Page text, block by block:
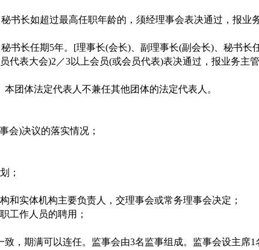
书长如超过最高任职年龄的，须经理事会表决通过，报业
书长任期5年。[理事长(会长)、副理事长(副会长)、秘书长
代表大会)2／3以上会员(或会员代表)表决通过，报业务主
团体法定代表人不兼任其他团体的法定代表人。
会)决议的落实情况；
；
和实体机构主要负责人，交理事会或常务理事会决定；
工作人员的聘用；
，期满可以连任。监事会由3名监事组成。监事会设主席1